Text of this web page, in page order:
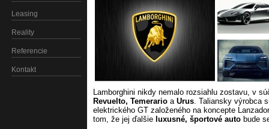
Leasing
Reality
Referencie
Kontakt
Lamborghini nikdy nemalo rozsiahlu zostavu, v
Revuelto, Temerario aUrus. Taliansky výrobca
elektrického GT založeného na koncepte
tom, že jej ďalšie luxusné, športové auto bude